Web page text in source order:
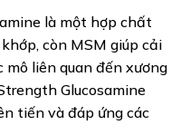
là một hợp chất
còn MSM giúp cải
mô liên quan đến xương
Glucosamine
tiến và đáp ứng các